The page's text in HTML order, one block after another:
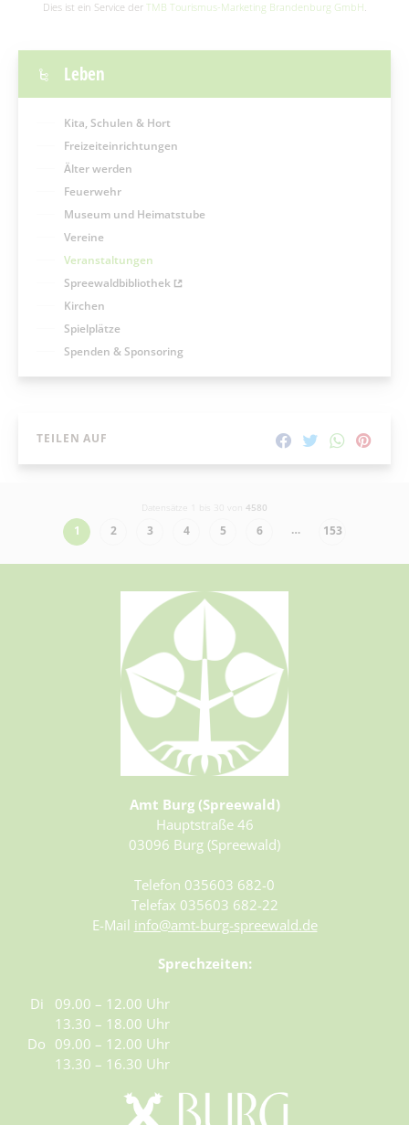
Dies ist ein Service der TMB Tourismus-Marketing Brandenburg GmbH.
Leben
Kita, Schulen & Hort
Freizeiteinrichtungen
Älter werden
Feuerwehr
Museum und Heimatstube
Vereine
Veranstaltungen
Spreewaldbibliothek
Kirchen
Spielplätze
Spenden & Sponsoring
TEILEN AUF
Datensätze 1 bis 30 von 4580
1 2 3 4 5 6 … 153
Amt Burg (Spreewald)
Hauptstraße 46
03096 Burg (Spreewald)
Telefon 035603 682-0
Telefax 035603 682-22
E-Mail info@amt-burg-spreewald.de
Sprechzeiten:
Di
09.00 – 12.00 Uhr
13.30 – 18.00 Uhr
Do 09.00 – 12.00 Uhr
13.30 – 16.30 Uhr